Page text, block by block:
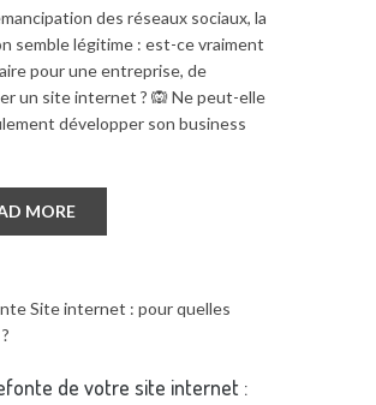
des réseaux sociaux, la
semble légitime : est-ce vraiment
pour une entreprise, de
un site internet ? 🙉 Ne peut-elle
développer son business
MORE
de votre site internet :